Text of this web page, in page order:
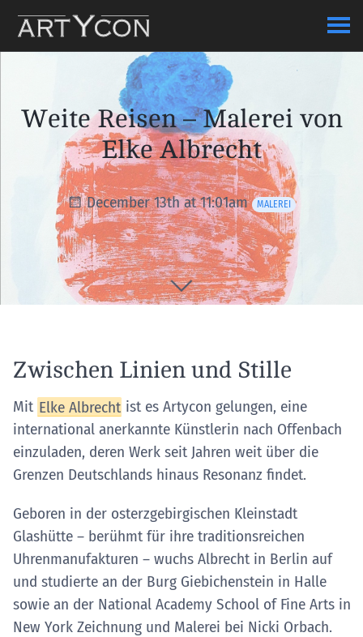
Weite Reisen – Malerei von
Elke Albrecht
December 13th at 11:01am MALEREI
Zwischen Linien und Stille
Mit Elke Albrecht ist es Artycon gelungen, eine
international anerkannte Künstlerin nach Offenbach
einzuladen, deren Werk seit Jahren weit über die
Grenzen Deutschlands hinaus Resonanz findet.
Geboren in der osterzgebirgischen Kleinstadt
Glashütte – berühmt für ihre traditionsreichen
Uhrenmanufakturen – wuchs Albrecht in Berlin auf
und studierte an der Burg Giebichenstein in Halle
sowie an der National Academy School of Fine Arts in
New York Zeichnung und Malerei bei Nicki Orbach.